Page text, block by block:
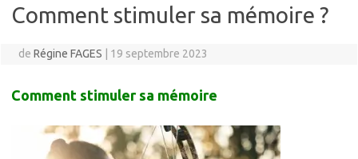
Comment stimuler sa mémoire ?
de Régine FAGES 19 septembre 2023
Comment stimuler sa mémoire